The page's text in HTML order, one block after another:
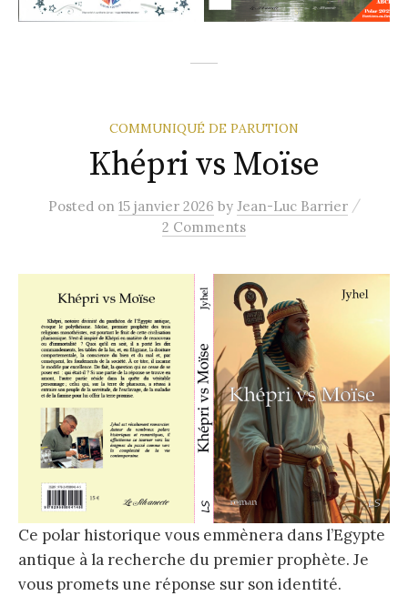
COMMUNIQUÉ DE PARUTION
Khépri vs Moïse
Posted on 15 janvier 2026 by Jean-Luc Barrier /
2 Comments
Ce polar historique vous emmènera dans l’Egypte
antique à la recherche du premier prophète. Je
vous promets une réponse sur son identité.